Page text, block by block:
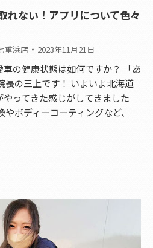
れない！アプリについて色々
重浜店 2023年11月21日
の健康状態は如何ですか？ 「あ
長の三上です！ いよいよ北海道
ってきた感じがしてきました
ボディーコーティングなど、